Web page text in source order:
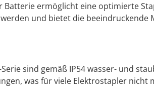
Bat­terie ermöglicht eine opti­mierte
und bietet die
sind gemäß IP54 wass­er- und
was für viele Elek­trosta­pler nicht